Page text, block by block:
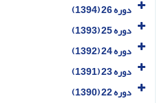
دوره 26 (1394)
دوره 25 (1393)
دوره 24 (1392)
دوره 23 (1391)
دوره 22 (1390)